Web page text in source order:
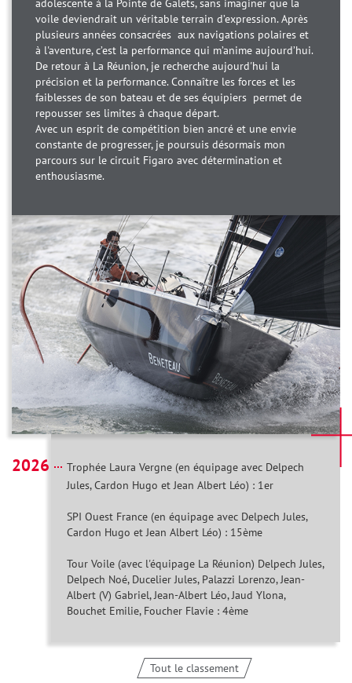
adolescente à la Pointe de Galets, sans imaginer que la
voile deviendrait un véritable terrain d’expression. Après
plusieurs années consacrées aux navigations polaires et
à l'aventure, c’est la performance qui m’anime aujourd’hui.
De retour à La Réunion, je recherche aujourd'hui la
précision et la performance. Connaître les forces et les
faiblesses de son bateau et de ses équipiers permet de
repousser ses limites à chaque départ.
Avec un esprit de compétition bien ancré et une envie
constante de progresser, je poursuis désormais mon
parcours sur le circuit Figaro avec détermination et
enthousiasme.
2026
Trophée Laura Vergne (en équipage avec Delpech
Jules, Cardon Hugo et Jean Albert Léo) : 1er
SPI Ouest France (en équipage avec Delpech Jules,
Cardon Hugo et Jean Albert Léo) : 15ème
Tour Voile (avec l'équipage La Réunion) Delpech Jules,
Delpech Noé, Ducelier Jules, Palazzi Lorenzo, Jean-
Albert (V) Gabriel, Jean-Albert Léo, Jaud Ylona,
Bouchet Emilie, Foucher Flavie : 4ème
Tout le classement